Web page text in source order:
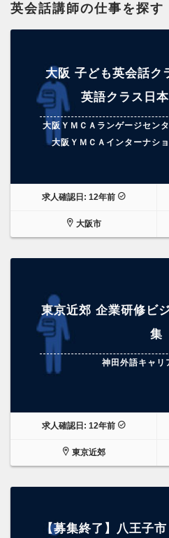
英会話講師の仕事を探す
大阪 子ども英会話ク
英語クラス日
大阪ＹＭＣＡランゲージセン
大阪ＹＭＣＡインターナシ
求人確認日: 12年前
大阪市
東京近郊 企業研修ビ
集
神田外語キャリ
求人確認日: 12年前
東京近郊
【募集終了】八王子